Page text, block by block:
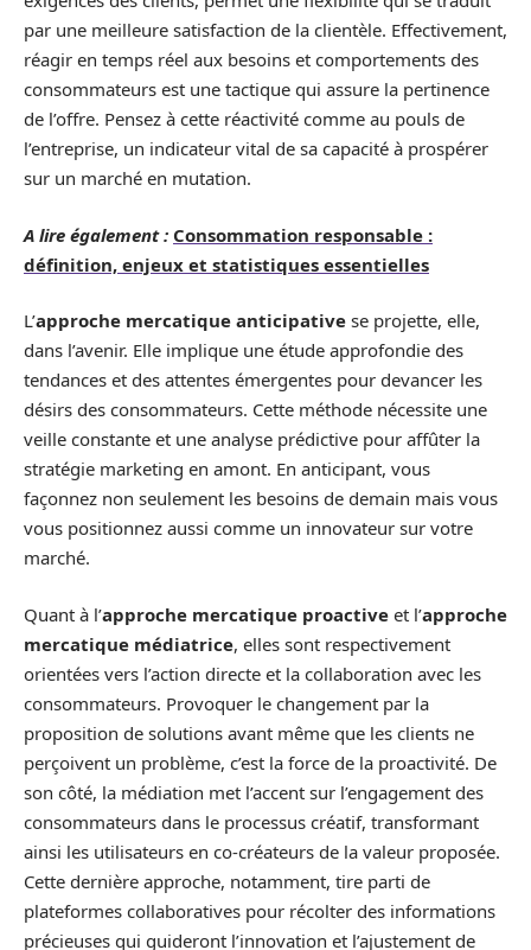
par une meilleure satisfaction de la clientèle. Effectivement,
réagir en temps réel aux besoins et comportements des
consommateurs est une tactique qui assure la pertinence
de l’offre. Pensez à cette réactivité comme au pouls de
l’entreprise, un indicateur vital de sa capacité à prospérer
sur un marché en mutation.
A lire également : Consommation responsable :
définition, enjeux et statistiques essentielles
L’approche mercatique anticipative se projette, elle,
dans l’avenir. Elle implique une étude approfondie des
tendances et des attentes émergentes pour devancer les
désirs des consommateurs. Cette méthode nécessite une
veille constante et une analyse prédictive pour affûter la
stratégie marketing en amont. En anticipant, vous
façonnez non seulement les besoins de demain mais vous
vous positionnez aussi comme un innovateur sur votre
marché.
Quant à l’approche mercatique proactive et l’approche
mercatique médiatrice, elles sont respectivement
orientées vers l’action directe et la collaboration avec les
consommateurs. Provoquer le changement par la
proposition de solutions avant même que les clients ne
perçoivent un problème, c’est la force de la proactivité. De
son côté, la médiation met l’accent sur l’engagement des
consommateurs dans le processus créatif, transformant
ainsi les utilisateurs en co-créateurs de la valeur proposée.
Cette dernière approche, notamment, tire parti de
plateformes collaboratives pour récolter des informations
précieuses qui guideront l’innovation et l’ajustement de